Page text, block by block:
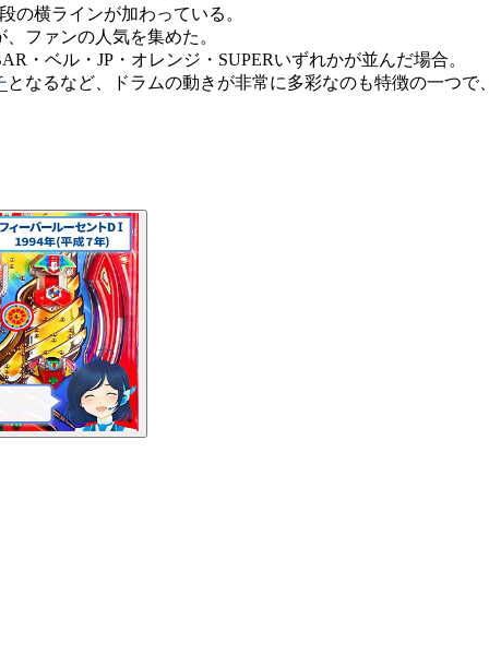
の横ラインが加わっている。
ファンの人気を集めた。
・ベル・JP・オレンジ・SUPERいずれかが並んだ場合。
となるなど、ドラムの動きが非常に多彩なのも特徴の一つで、